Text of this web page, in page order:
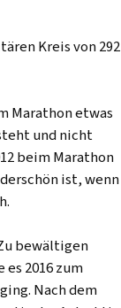
Kreis von 292
Marathon etwas
und nicht
beim Marathon
ist, wenn
bewältigen
2016 zum
Nach dem